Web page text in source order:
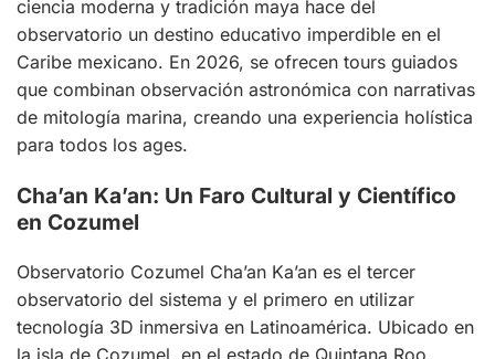
ciencia moderna y tradición maya hace del
observatorio un destino educativo imperdible en el
Caribe mexicano. En 2026, se ofrecen tours guiados
que combinan observación astronómica con narrativas
de mitología marina, creando una experiencia holística
para todos los ages.
Cha’an Ka’an: Un Faro Cultural y Científico
en Cozumel
Observatorio Cozumel Cha’an Ka’an es el tercer
observatorio del sistema y el primero en utilizar
tecnología 3D inmersiva en Latinoamérica. Ubicado en
la isla de Cozumel, en el estado de Quintana Roo,